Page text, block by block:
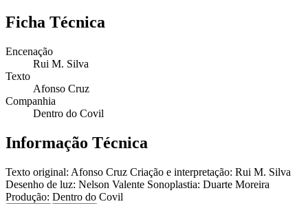
Ficha Técnica
Encenação
Rui M. Silva
Texto
Afonso Cruz
Companhia
Dentro do Covil
Informação Técnica
Texto original: Afonso Cruz Criação e interpretação: Rui M. Silva
Desenho de luz: Nelson Valente Sonoplastia: Duarte Moreira
Produção: Dentro do Covil